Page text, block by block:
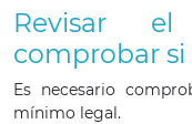
Revisar
comprobar si
Es necesario
mínimo legal.